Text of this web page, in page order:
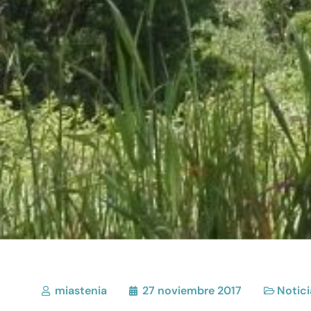
miastenia 27 noviembre 2017